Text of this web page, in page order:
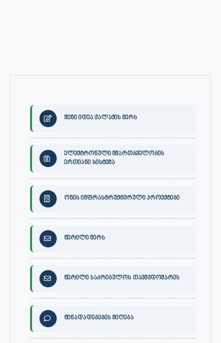
შენი იდეა ქალაქის მერს
ელექტრონული მმართბველობის
ერთიანი სისტემა
ონის ინფრასტრუქტურული პროექტები
წერილი მერს
წერილი საკრებულოს თავმჯდომარეს
წინადადებების მიღება